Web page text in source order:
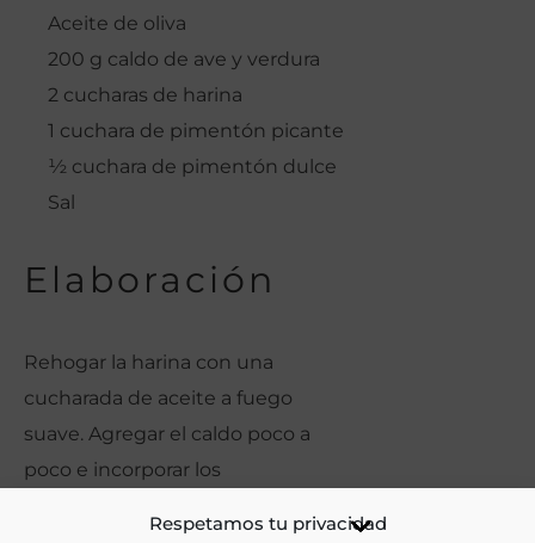
Respetamos tu privacidad
Aceite de oliva
200 g caldo de ave y verdura
2 cucharas de harina
1 cuchara de pimentón picante
½ cuchara de pimentón dulce
Sal
Elaboración
Rehogar la harina con una
cucharada de aceite a fuego
suave. Agregar el caldo poco a
poco e incorporar los